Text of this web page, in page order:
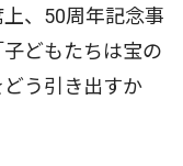
、50周年記念事
どもたちは宝の
う引き出すか